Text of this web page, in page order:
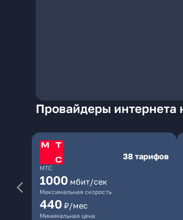
Провайдеры интернета
МТС
38 тарифов
1000 мбит/сек
Максимальная скорость
440 ₽/мес
Минимальная цена